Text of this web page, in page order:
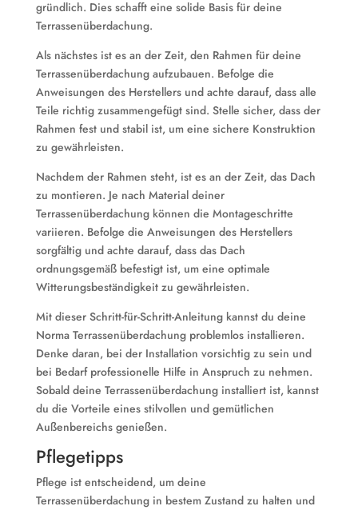
gründlich. Dies schafft eine solide Basis für deine
Terrassenüberdachung.
Als nächstes ist es an der Zeit, den Rahmen für deine
Terrassenüberdachung aufzubauen. Befolge die
Anweisungen des Herstellers und achte darauf, dass alle
Teile richtig zusammengefügt sind. Stelle sicher, dass der
Rahmen fest und stabil ist, um eine sichere Konstruktion
zu gewährleisten.
Nachdem der Rahmen steht, ist es an der Zeit, das Dach
zu montieren. Je nach Material deiner
Terrassenüberdachung können die Montageschritte
variieren. Befolge die Anweisungen des Herstellers
sorgfältig und achte darauf, dass das Dach
ordnungsgemäß befestigt ist, um eine optimale
Witterungsbeständigkeit zu gewährleisten.
Mit dieser Schritt-für-Schritt-Anleitung kannst du deine
Norma Terrassenüberdachung problemlos installieren.
Denke daran, bei der Installation vorsichtig zu sein und
bei Bedarf professionelle Hilfe in Anspruch zu nehmen.
Sobald deine Terrassenüberdachung installiert ist, kannst
du die Vorteile eines stilvollen und gemütlichen
Außenbereichs genießen.
Pflegetipps
Pflege ist entscheidend, um deine
Terrassenüberdachung in bestem Zustand zu halten und